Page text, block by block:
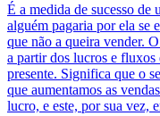
É a medida de sucesso de
alguém pagaria por ela se
que não a queira vender.
a partir dos lucros e fluxos
presente. Significa que o
que aumentamos as
lucro, e este, por sua vez,